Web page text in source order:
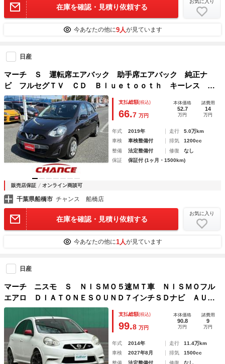
在庫を確認・見積り依頼する
お気に入り
今あなたの他に9人が見ています
日産
マーチ Ｓ 運転席エアバック 助手席エアバック 純正ナ
ビ フルセグＴＶ ＣＤ Ｂｌｕｅｔｏｏｔｈ キーレス Ｅ
ＴＣ 電動格納ミラー 衝突安全ボディ パワーウィンドウ
パワーステアリング
支払総額(税込)
66.7 万円
本体価格
52.7
万円
諸費用
14
万円
年式 2019年 走行
5.0万km
車検
車検整備付 排気
1200cc
整備
法定整備付 修復
なし
保証
保証付 (1ヶ月・1500km)
販売店保証 オンライン商談可
千葉県船橋市 チャンス 船橋店
在庫を確認・見積り依頼する
お気に入り
今あなたの他に1人が見ています
日産
マーチ ニスモ Ｓ ＮＩＳＭＯ５速ＭＴ車 ＮＩＳＭＯフル
エアロ ＤＩＡＴＯＮＥＳＯＵＮＤ７インチＳＤナビ ＡＵＴ
ＥＣＨマフラー ＮＩＳＭＯセミバケットシート ＤＩＡＴＯ
ＮＥツイーター 前後ドラレコ ＥＴＣ スマートキー
支払総額(税込)
99.8 万円
本体価格
90.8
万円
諸費用
9
万円
年式 2014年 走行
11.4万km
車検
2027年8月 排気
1500cc
整備
法定整備付 修復
なし